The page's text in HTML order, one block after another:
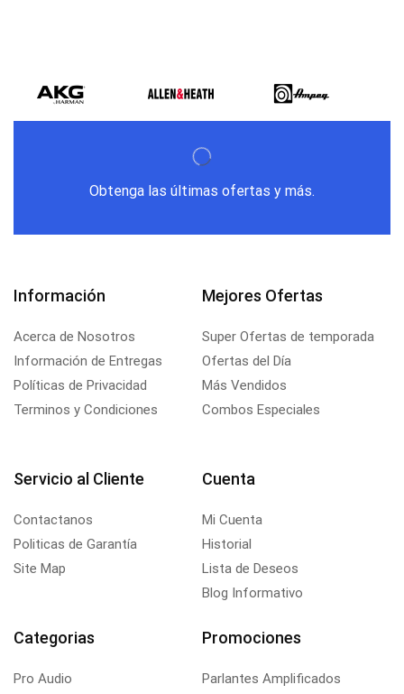
Obtenga las últimas ofertas y más.
Información
Acerca de Nosotros
Información de Entregas
Políticas de Privacidad
Terminos y Condiciones
Mejores Ofertas
Super Ofertas de temporada
Ofertas del Día
Más Vendidos
Combos Especiales
Servicio al Cliente
Contactanos
Politicas de Garantía
Site Map
Cuenta
Mi Cuenta
Historial
Lista de Deseos
Blog Informativo
Categorias
Pro Audio
Promociones
Parlantes Amplificados